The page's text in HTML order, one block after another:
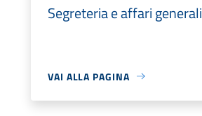
Segreteria e affari generali
VAI ALLA PAGINA